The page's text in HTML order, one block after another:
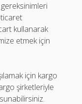
ticaret
kullanarak
etmek için
için kargo
şirketleriyle